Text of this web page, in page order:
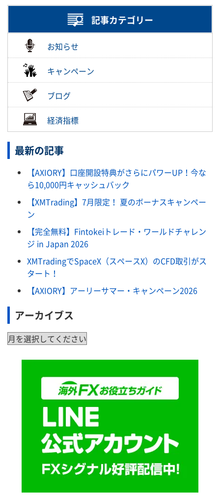
記事カテゴリー
お知らせ
キャンペーン
ブログ
経済指標
最新の記事
【AXIORY】口座開設特典がさらにパワーUP！今な
ら10,000円キャッシュバック
【XMTrading】7月限定！ 夏のボーナスキャンペー
ン
【完全無料】Fintokeiトレード・ワールドチャレン
ジ in Japan 2026
XMTradingでSpaceX（スペースX）のCFD取引がス
タート！
【AXIORY】アーリーサマー・キャンペーン2026
アーカイブス